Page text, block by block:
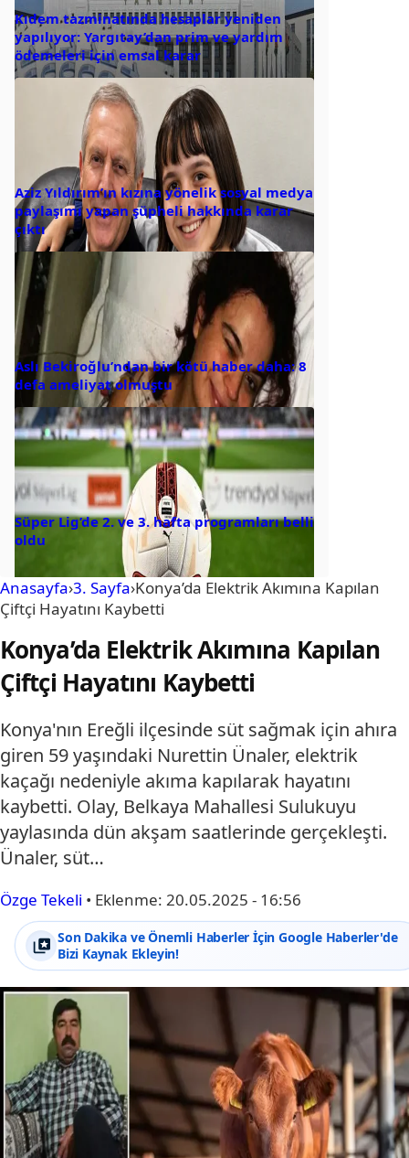
Kıdem tazminatında hesaplar yeniden
yapılıyor: Yargıtay’dan prim ve yardım
ödemeleri için emsal karar
Aziz Yıldırım’ın kızına yönelik sosyal medya
paylaşımı yapan şüpheli hakkında karar
çıktı
Aslı Bekiroğlu’ndan bir kötü haber daha: 8
defa ameliyat olmuştu
Süper Lig’de 2. ve 3. hafta programları belli
oldu
Anasayfa›3. Sayfa›Konya’da Elektrik Akımına Kapılan
Çiftçi Hayatını Kaybetti
Konya’da Elektrik Akımına Kapılan
Çiftçi Hayatını Kaybetti
Konya'nın Ereğli ilçesinde süt sağmak için ahıra
giren 59 yaşındaki Nurettin Ünaler, elektrik
kaçağı nedeniyle akıma kapılarak hayatını
kaybetti. Olay, Belkaya Mahallesi Sulukuyu
yaylasında dün akşam saatlerinde gerçekleşti.
Ünaler, süt…
Özge Tekeli • Eklenme: 20.05.2025 - 16:56
Son Dakika ve Önemli Haberler İçin Google Haberler'de
Bizi Kaynak Ekleyin!